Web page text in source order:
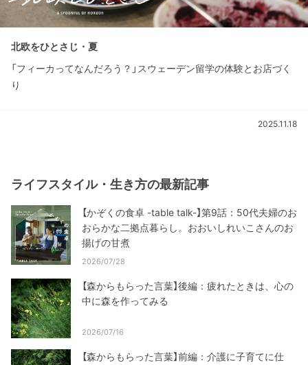
北欧をひとさじ・夏
「フィーカってなんだろう？」スウェーデン留学の体験とお店づく
り
2025.11.18
ライフスタイル・生き方の最新記事
【かぞくの食卓 -table talk-】第9話：50代夫婦のお
おらかな二拠点暮らし。おおいしれいこさんのお
揚げの甘煮
2026/07/28
【森からもらった言葉】後編：疲れたときは、心の
中に森を作ってみる
2026/07/16
【森からもらった言葉】前編：介護に子育てに仕